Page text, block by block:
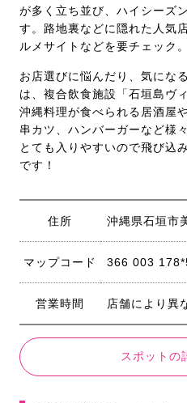
が多く立ち並び、ハイシーズ
す。路地裏などに隠れた人気
ルメサイトなどを要チェック。
お店選びに悩んだり、気にな
は、複合飲食施設「石垣島ヴ
沖縄料理が食べられる居酒屋
串カツ、ハンバーガーなど様
とても入りやすいので飛び込
です！
住所 沖縄県石垣市
マップコード 366 003
営業時間 店舗により異
スポットの